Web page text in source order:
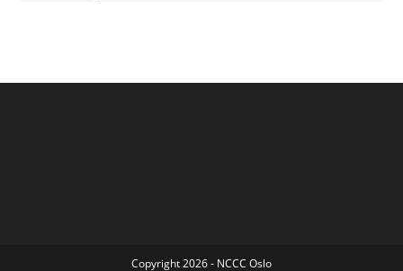
Copyright 2026 - NCCC Oslo